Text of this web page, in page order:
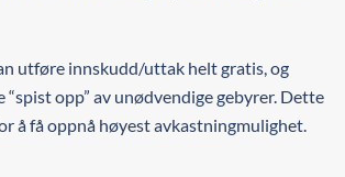
utføre innskudd/uttak helt gratis, og
opp” av unødvendige gebyrer. Dette
å få oppnå høyest avkastningmulighet.